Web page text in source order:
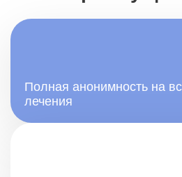
Полная анонимность на
лечения